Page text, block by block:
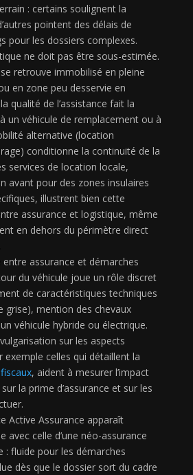
: certains soulignent la
pointent des délais de
pour les dossiers complexes.
ne doit pas être sous-estimée.
se retrouve immobilisé en pleine
en zone peu desservie en
qualité de l’assistance fait la
un véhicule de remplacement ou à
alternative (location
conditionne la continuité de la
services de location locale,
avant pour des zones insulaires
illustrent bien cette
assurance et logistique, même
en dehors du périmètre direct
entre assurance et démarches
du véhicule joue un rôle discret
de caractéristiques techniques
grise), mention des chevaux
véhicule hybride ou électrique.
sur les aspects
exemple celles qui détaillent la
, aident à mesurer l’impact
la prime d’assurance et sur les
Active Assurance apparaît
avec celle d’une néo-assurance
: fluide pour les démarches
dès que le dossier sort du cadre